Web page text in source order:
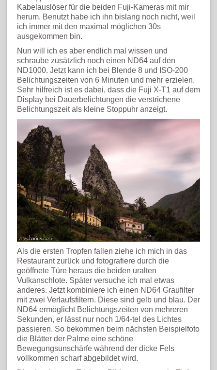
Kabelauslöser für die beiden Fuji-Kameras mit mir
herum. Benutzt habe ich ihn bislang noch nicht, weil
ich immer mit den maximal möglichen 30s
ausgekommen bin.
Nun will ich es aber endlich mal wissen und
schraube zusätzlich noch einen ND64 auf den
ND1000. Jetzt kann ich bei Blende 8 und ISO-200
Belichtungszeiten von 6 Minuten und mehr erzielen.
Sehr hilfreich ist es dabei, dass die Fuji X-T1 auf dem
Display bei Dauerbelichtungen die verstrichene
Belichtungszeit als kleine Stoppuhr anzeigt.
Als die ersten Tropfen fallen ziehe ich mich in das
Restaurant zurück und fotografiere durch die
geöffnete Türe heraus die beiden uralten
Vulkanschlote. Später versuche ich mal etwas
anderes. Jetzt kombiniere ich einen ND64 Graufilter
mit zwei Verlaufsfiltern. Diese sind gelb und blau. Der
ND64 ermöglicht Belichtungszeiten von mehreren
Sekunden, er lässt nur noch 1/64-tel des Lichtes
passieren. So bekommen beim nächsten Beispielfoto
die Blätter der Palme eine schöne
Bewegungsunschärfe während der dicke Fels
vollkommen scharf abgebildet wird.